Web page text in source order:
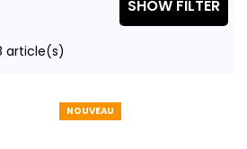
SHOW FILTER
article(s)
NOUVEAU